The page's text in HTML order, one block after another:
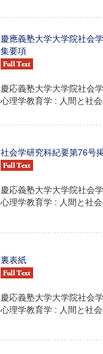
慶應義塾大学大学院社会
集要項
慶応義塾大学大学院社会
心理学教育学 : 人間と社
社会学研究科紀要第76号
慶応義塾大学大学院社会
心理学教育学 : 人間と社
裏表紙
慶応義塾大学大学院社会
心理学教育学 : 人間と社